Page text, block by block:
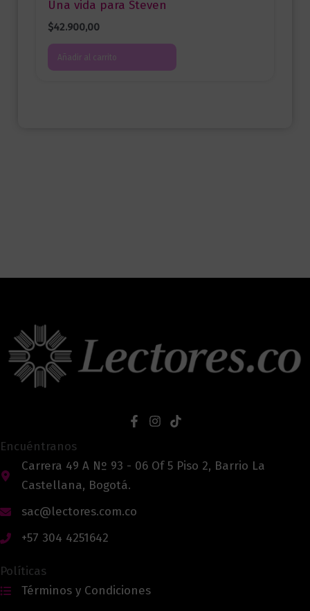
Una vida para Steven
$42.900,00
Añadir al carrito
Encuéntranos
Carrera 49 A Nº 93 - 06 Of 5 Piso 2, Barrio La
Castellana, Bogotá.
sac@lectores.com.co
+57 304 4251642
Políticas
Términos y Condiciones